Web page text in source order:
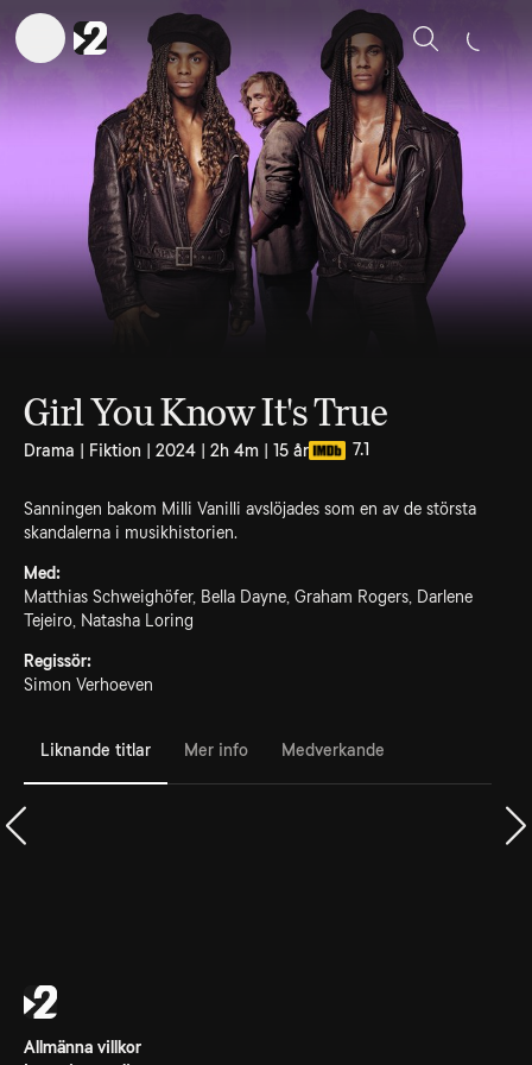
Sök
Girl You Know It's True
Drama | Fiktion | 2024 | 2h 4m | 15 år 7.1
Sanningen bakom Milli Vanilli avslöjades som en av de största
skandalerna i musikhistorien.
Med:
Matthias Schweighöfer, Bella Dayne, Graham Rogers, Darlene
Tejeiro, Natasha Loring
Regissör:
Simon Verhoeven
Liknande titlar Mer info Medverkande
Allmänna villkor